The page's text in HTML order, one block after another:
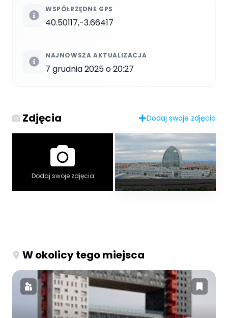
WSPÓŁRZĘDNE GPS
40.50117,-3.66417
NAJNOWSZA AKTUALIZACJA
7 grudnia 2025 o 20:27
Zdjęcia Dodaj swoje zdjęcia
Dodaj swoje zdjęcia
W okolicy tego miejsca